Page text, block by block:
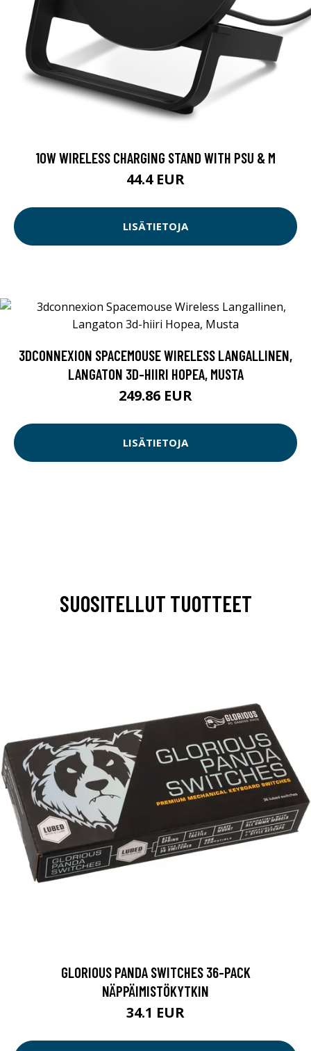
10W WIRELESS CHARGING STAND WITH PSU & M
44.4 EUR
LISÄTIETOJA
3DCONNEXION SPACEMOUSE WIRELESS LANGALLINEN,
LANGATON 3D-HIIRI HOPEA, MUSTA
249.86 EUR
LISÄTIETOJA
SUOSITELLUT TUOTTEET
GLORIOUS PANDA SWITCHES 36-PACK
NÄPPÄIMISTÖKYTKIN
34.1 EUR